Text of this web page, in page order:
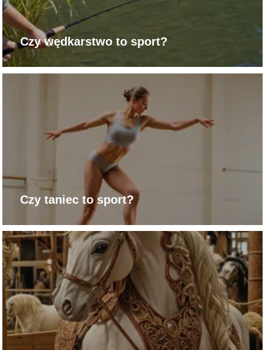
Czy wędkarstwo to sport?
Czy taniec to sport?